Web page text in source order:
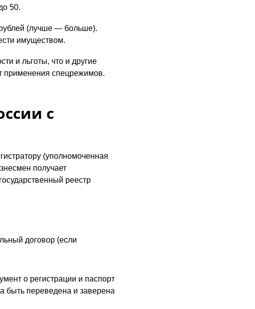
50.
(лучше — больше).
имуществом.
и льготы, что и другие
применения спецрежимов.
с
(уполномоченная
получает
реестр
договор (если
о регистрации и паспорт
быть переведена и заверена